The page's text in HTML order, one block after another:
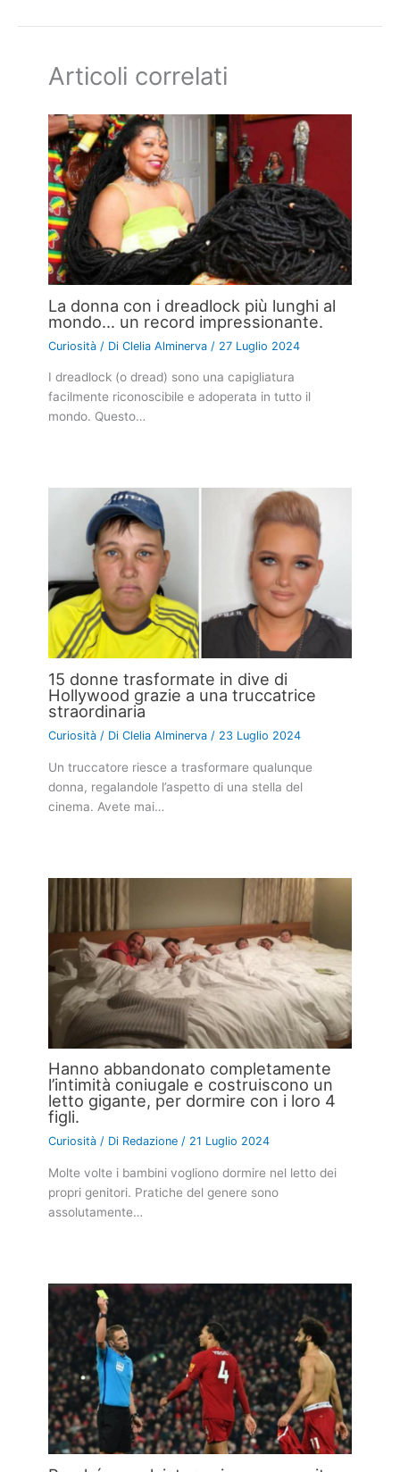
Articoli correlati
La donna con i dreadlock più lunghi al
mondo… un record impressionante.
Curiosità / DiClelia Alminerva / 27 Luglio 2024
I dreadlock (o dread) sono una capigliatura
facilmente riconoscibile e adoperata in tutto il
mondo. Questo…
15 donne trasformate in dive di
Hollywood grazie a una truccatrice
straordinaria
Curiosità / DiClelia Alminerva/ 23 Luglio 2024
Un truccatore riesce a trasformare qualunque
donna, regalandole l’aspetto di una stella del
cinema. Avete mai…
Hanno abbandonato completamente
l’intimità coniugale e costruiscono un
letto gigante, per dormire con i loro 4
figli.
Curiosità / Di Redazione/ 21 Luglio 2024
Molte volte i bambini vogliono dormire nel letto dei
propri genitori. Pratiche del genere sono
assolutamente…